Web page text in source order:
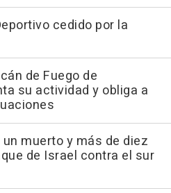
cedido por la
de Fuego de
su actividad y obliga a
muerto y más de diez
de Israel contra el sur